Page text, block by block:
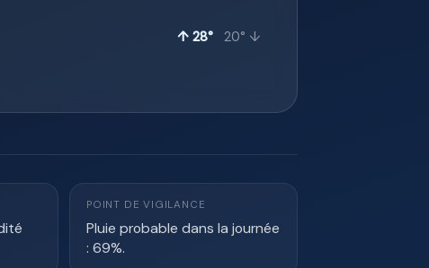
↑ 28° 20° ↓
POINT DE VIGILANCE
Pluie probable dans la journée
: 69%.